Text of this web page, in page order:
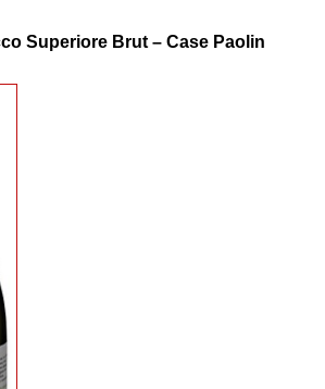
Superiore Brut – Case Paolin